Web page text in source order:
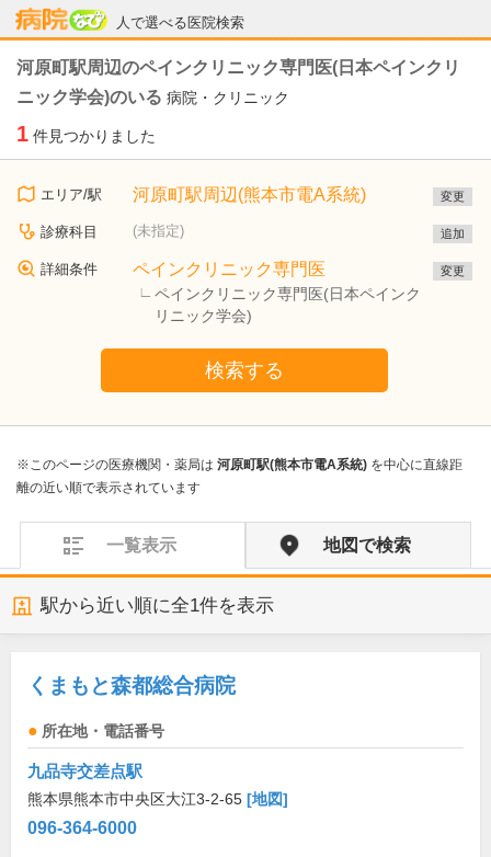
人で選べる医院検索
病院なび
河原町駅周辺のペインクリニック専門医(日本ペインクリ
ニック学会)のいる 病院・クリニック
1 件見つかりました
エリア/駅 河原町駅周辺(熊本市電A系統) 変更
診療科目 (未指定) 追加
詳細条件 ペインクリニック専門医
ペインクリニック専門医(日本ペインク
リニック学会)
変更
検索する
※このページの医療機関・薬局は 河原町駅(熊本市電A系統) を中心に直線距
離の近い順で表示されています
一覧表示 地図で検索
駅から近い順に全1件を表示
くまもと森都総合病院
所在地・電話番号
九品寺交差点駅
熊本県熊本市中央区大江3-2-65 [地図]
096-364-6000